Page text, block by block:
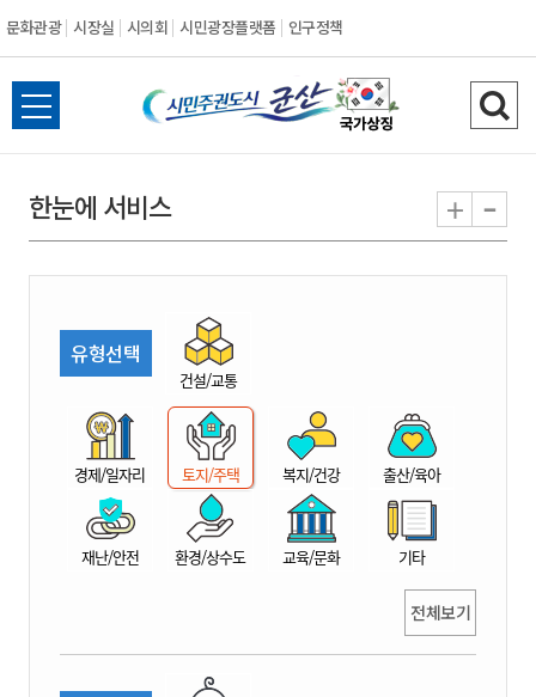
문화관광 시장실 시의회 시민광장플랫폼 인구정책
시
민
권
시
산
전
체
뉴
열
검
색
기
한눈에 서비스 + -
유형선택
건설/교통
경제/일자리 토지/주택 복지/건강 출산/육아
재난/안전 환경/상수도 교육/문화 기타
전체보기